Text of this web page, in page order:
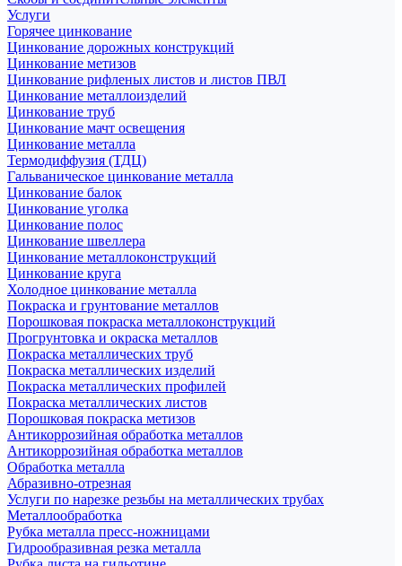
Услуги
Горячее цинкование
Цинкование дорожных конструкций
Цинкование метизов
Цинкование рифленых листов и листов ПВЛ
Цинкование металлоизделий
Цинкование труб
Цинкование мачт освещения
Цинкование металла
Термодиффузия (ТДЦ)
Гальваническое цинкование металла
Цинкование балок
Цинкование уголка
Цинкование полос
Цинкование швеллера
Цинкование металлоконструкций
Цинкование круга
Холодное цинкование металла
Покраска и грунтование металлов
Порошковая покраска металлоконструкций
Прогрунтовка и окраска металлов
Покраска металлических труб
Покраска металлических изделий
Покраска металлических профилей
Покраска металлических листов
Порошковая покраска метизов
Антикоррозийная обработка металлов
Антикоррозийная обработка металлов
Обработка металла
Абразивно-отрезная
Услуги по нарезке резьбы на металлических трубах
Металлообработка
Рубка металла пресс-ножницами
Гидрообразивная резка металла